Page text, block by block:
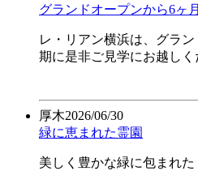
グランドオープンから6ヶ月
レ・リアン横浜は、グラ
期に是非ご見学にお越し
厚木2026/06/30
緑に恵まれた霊園
美しく豊かな緑に包まれ